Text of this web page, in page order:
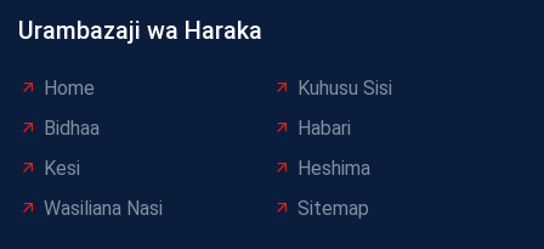
Urambazaji wa Haraka
Home
Kuhusu Sisi
Bidhaa
Habari
Kesi
Heshima
Wasiliana Nasi
Sitemap